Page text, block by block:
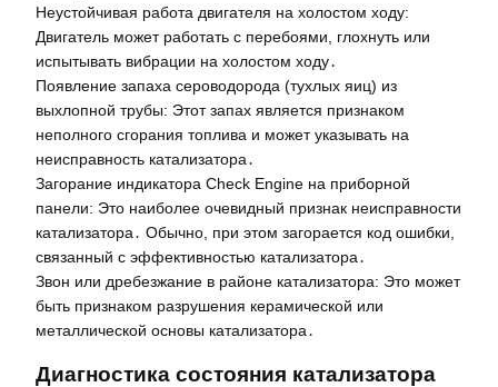
Неустойчивая работа двигателя на холостом ходу:
Двигатель может работать с перебоями, глохнуть или
испытывать вибрации на холостом ходу․
Появление запаха сероводорода (тухлых яиц) из
выхлопной трубы: Этот запах является признаком
неполного сгорания топлива и может указывать на
неисправность катализатора․
Загорание индикатора Check Engine на приборной
панели: Это наиболее очевидный признак неисправности
катализатора․ Обычно, при этом загорается код ошибки,
связанный с эффективностью катализатора․
Звон или дребезжание в районе катализатора: Это может
быть признаком разрушения керамической или
металлической основы катализатора․
Диагностика состояния катализатора